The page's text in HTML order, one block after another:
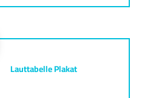
Lauttabelle Plakat